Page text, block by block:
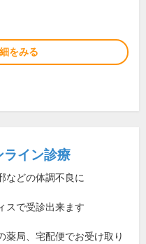
をみる
ライン診療
などの体調不良に
スで受診出来ます
薬局、宅配便でお受け取り